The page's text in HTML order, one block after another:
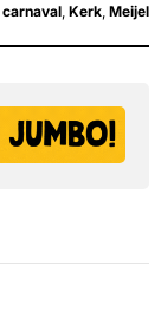
carnaval, Kerk, Meijel